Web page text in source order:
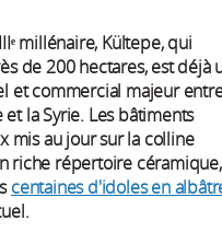
millénaire, Kültepe, qui
de 200 hectares, est déjà
et commercial majeur
la Syrie. Les bâtiments
mis au jour sur la colline
riche répertoire céramique,
centaines d'idoles en